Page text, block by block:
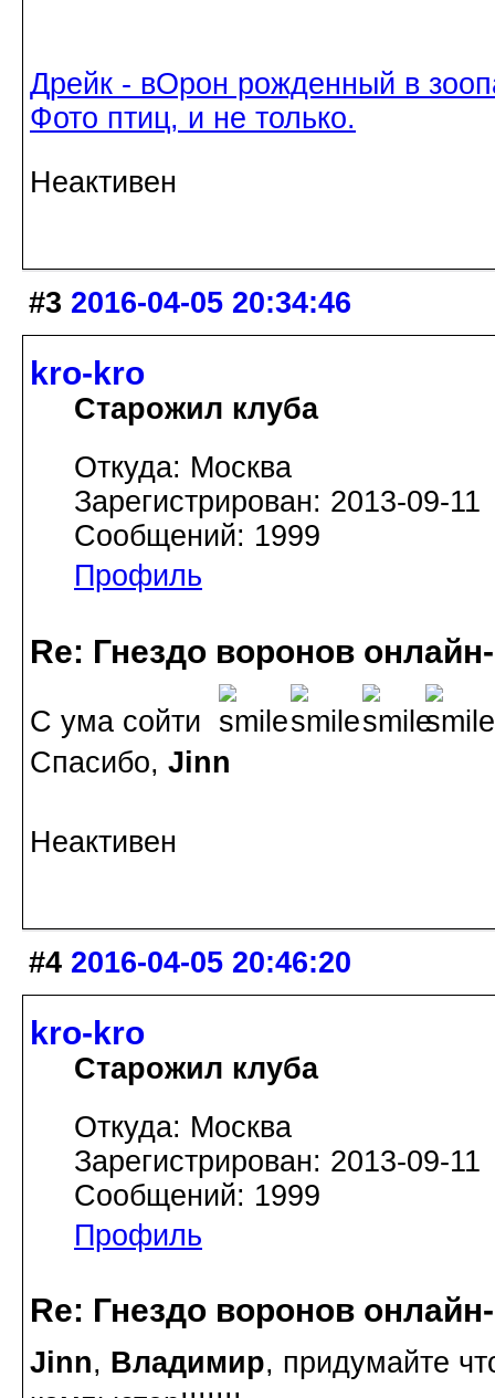
Дрейк - вОрон рожденный в
Фото птиц, и не только.
Неактивен
#3 2016-04-05 20:34:46
kro-kro
Старожил клуба
Откуда: Москва
Зарегистрирован: 2013-09-11
Сообщений: 1999
Профиль
Re: Гнездо воронов
С ума сойти
Спасибо, Jinn
Неактивен
#4 2016-04-05 20:46:20
kro-kro
Старожил клуба
Откуда: Москва
Зарегистрирован: 2013-09-11
Сообщений: 1999
Профиль
Re: Гнездо воронов
Jinn, Владимир, придумайте